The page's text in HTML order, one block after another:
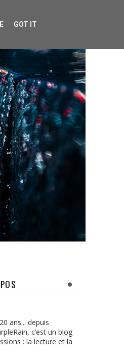
ans... depuis
c’est un blog
: la lecture et la
GOT IT